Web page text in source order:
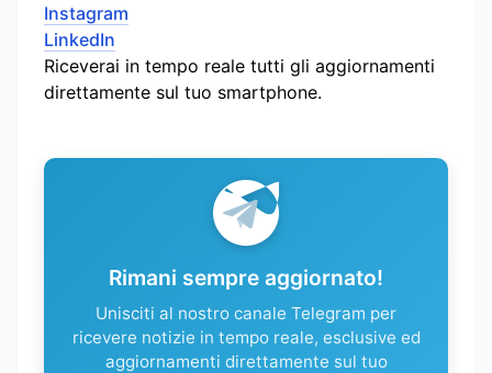
Instagram
LinkedIn
Riceverai in tempo reale tutti gli aggiornamenti
direttamente sul tuo smartphone.
Rimani sempre aggiornato!
Unisciti al nostro canale Telegram per
ricevere notizie in tempo reale, esclusive ed
aggiornamenti direttamente sul tuo